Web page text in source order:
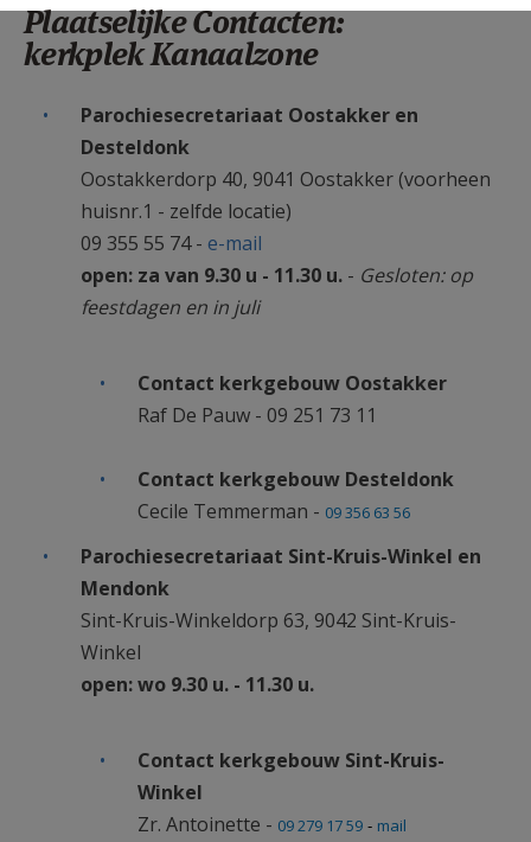
Plaatselijke Contacten:
kerkplek Kanaalzone
Parochiesecretariaat Oostakker en
Desteldonk
Oostakkerdorp 40, 9041 Oostakker (voorheen
huisnr.1 - zelfde locatie)
09 355 55 74 - e-mail
open: za van 9.30 u - 11.30 u. - Gesloten: op
feestdagen en in juli
Contact kerkgebouw Oostakker
Raf De Pauw - 09 251 73 11
Contact kerkgebouw Desteldonk
Cecile Temmerman - 09 356 63 56
Parochiesecretariaat Sint-Kruis-Winkel en
Mendonk
Sint-Kruis-Winkeldorp 63, 9042 Sint-Kruis-
Winkel
open: wo 9.30 u. - 11.30 u.
Contact kerkgebouw Sint-Kruis-
Winkel
Zr. Antoinette - 09 279 17 59 - mail